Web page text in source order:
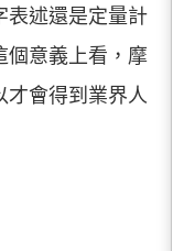
表述還是定量計
個意義上看，摩
才會得到業界人